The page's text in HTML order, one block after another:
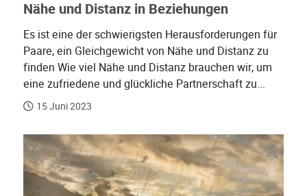
Nähe und Distanz in Beziehungen
Es ist eine der schwierigsten Herausforderungen für
Paare, ein Gleichgewicht von Nähe und Distanz zu
finden Wie viel Nähe und Distanz brauchen wir, um
eine zufriedene und glückliche Partnerschaft zu...
15 Juni 2023